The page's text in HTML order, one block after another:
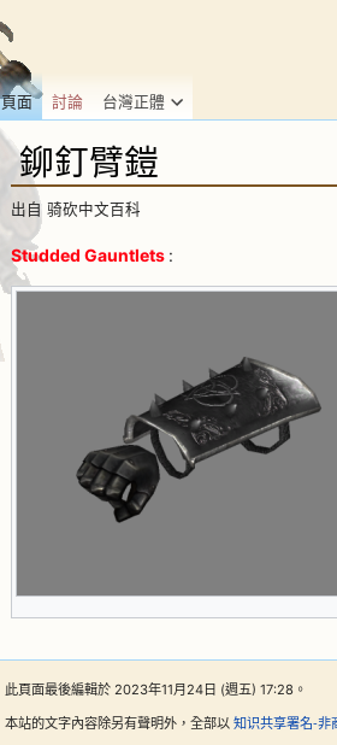
鉚釘臂鎧
出自 骑砍中文百科
前往：
Studded Gauntlets :
頁面 討論 台灣正體
此頁面最後編輯於 2023年11月24日 (週五) 17:28。
本站的文字內容除另有聲明外，全部以 知识共享署名-非